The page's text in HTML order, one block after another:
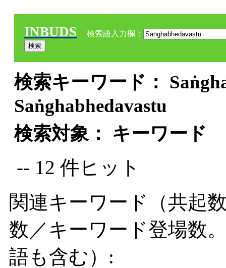
INBUDS 検索語入力欄：
検索キーワード：
Saṅghabhedavastu
検索対象： キーワード
-- 12 件ヒット
関連キーワード（共起
数／キーワード登場数
語も含む）: